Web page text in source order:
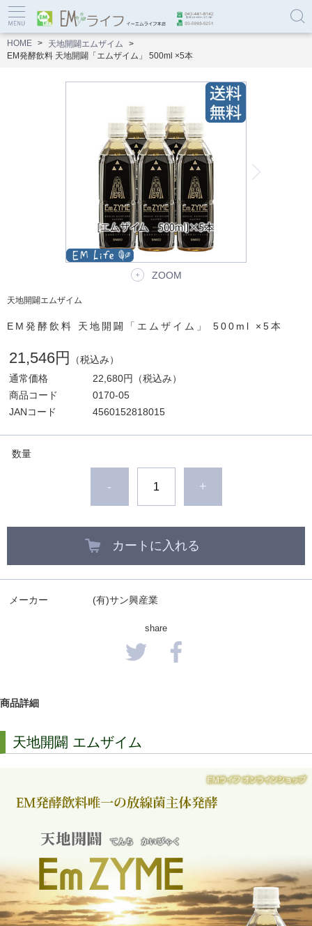
HOME
天地開闢エムザイム
EM発酵飲料 天地開闢「エムザイム」 500ml ×5本
ZOOM
天地開闢エムザイム
EM発酵飲料 天地開闢「エムザイム」 500ml ×5本
21,546円
（税込み）
通常価格
22,680円
（税込み）
商品コード
0170-05
JANコード
4560152818015
数量
- +
カートに入れる
メーカー (有)サン興産業
share
商品詳細
天地開闢 エムザイム